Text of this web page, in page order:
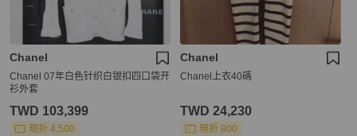
Chanel
Chanel 07年白色针织白银扣四口袋开
衫外套
TWD 103,399
現折 4,500
Chanel
Chanel上衣40碼
TWD 24,230
現折 800